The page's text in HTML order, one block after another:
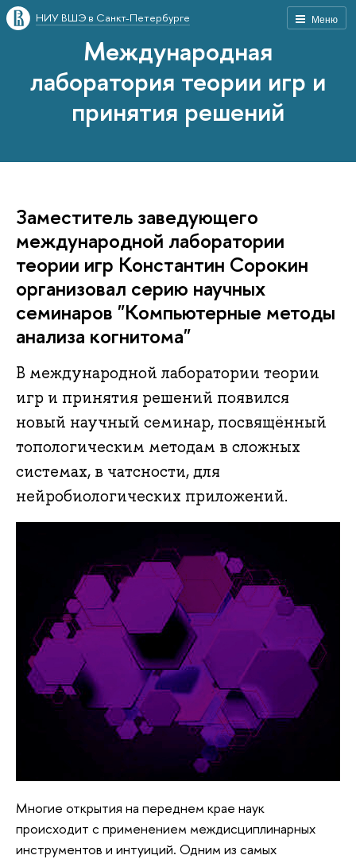
Меню
НИУ ВШЭ в Санкт-Петербурге
Международная
лаборатория теории игр и
принятия решений
Заместитель заведующего
международной лаборатории
теории игр Константин Сорокин
организовал серию научных
семинаров "Компьютерные методы
анализа когнитома"
В международной лаборатории теории
игр и принятия решений появился
новый научный семинар, посвящённый
топологическим методам в сложных
системах, в чатсности, для
нейробиологических приложений.
Многие открытия на переднем крае наук
происходит с применением междисциплинарных
инструментов и интуиций. Одним из самых